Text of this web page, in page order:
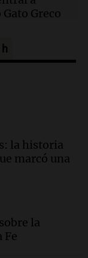
Greco
y casa
con
la historia
marcó una
la
Fe